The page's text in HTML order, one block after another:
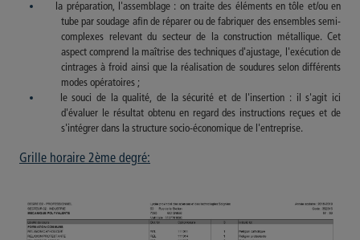
la préparation, l'assemblage : on traite des éléments en tôle et/ou en
tube par soudage afin de réparer ou de fabriquer des ensembles semi-
complexes relevant du secteur de la construction métallique. Cet
aspect comprend la maîtrise des techniques d'ajustage, l'exécution de
cintrages à froid ainsi que la réalisation de soudures selon différents
modes opératoires ;
le souci de la qualité, de la sécurité et de l'insertion : il s'agit ici
d'évaluer le résultat obtenu en regard des instructions reçues et de
s'intégrer dans la structure socio-économique de l'entreprise.
Grille horaire 2ème degré: